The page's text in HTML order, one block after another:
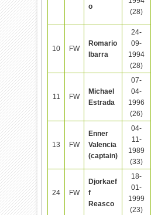
o
(28)
10 FW
Romario
Ibarra
24-
09-
1994
(28)
11 FW
Michael
Estrada
07-
04-
1996
(26)
13 FW
Enner
Valencia
(captain)
04-
11-
1989
(33)
24 FW
Djorkaef
f
Reasco
18-
01-
1999
(23)